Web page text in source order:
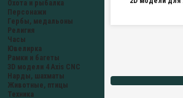
Охота и рыбалка
Персонажи
Гербы, медальоны
Религия
Часы
Ювелирка
Рамки и багеты
3D модели 4 Axis CNC
Нарды, шахматы
Животные, птицы
Техника